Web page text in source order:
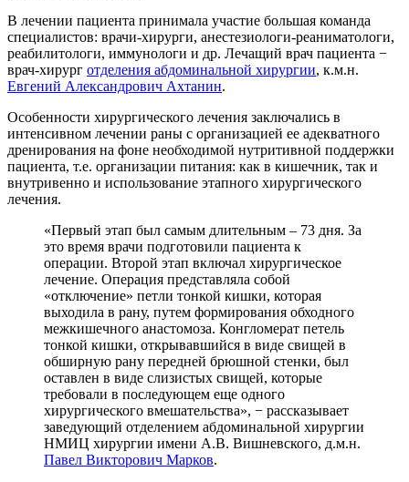
В лечении пациента принимала участие большая команда
специалистов: врачи-хирурги, анестезиологи-реаниматологи,
реабилитологи, иммунологи и др. Лечащий врач пациента −
врач-хирург отделения абдоминальной хирургии, к.м.н.
Евгений Александрович Ахтанин.
Особенности хирургического лечения заключались в
интенсивном лечении раны с организацией ее адекватного
дренирования на фоне необходимой нутритивной поддержки
пациента, т.е. организации питания: как в кишечник, так и
внутривенно и использование этапного хирургического
лечения.
«Первый этап был самым длительным – 73 дня. За
это время врачи подготовили пациента к
операции. Второй этап включал хирургическое
лечение. Операция представляла собой
«отключение» петли тонкой кишки, которая
выходила в рану, путем формирования обходного
межкишечного анастомоза. Конгломерат петель
тонкой кишки, открывавшийся в виде свищей в
обширную рану передней брюшной стенки, был
оставлен в виде слизистых свищей, которые
требовали в последующем еще одного
хирургического вмешательства», − рассказывает
заведующий отделением абдоминальной хирургии
НМИЦ хирургии имени А.В. Вишневского, д.м.н.
Павел Викторович Марков.